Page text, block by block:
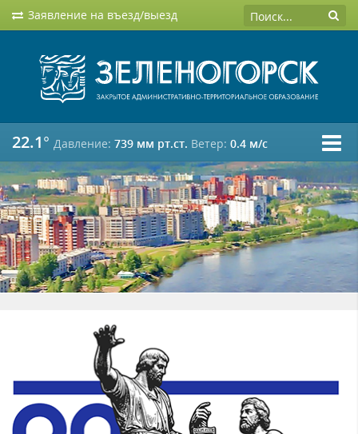
Заявление на въезд/выезд
22.1° Давление: 739 мм рт.ст. Ветер: 0.4 м/c